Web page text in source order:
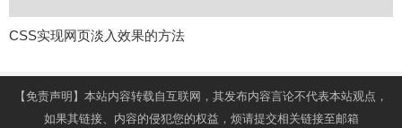
CSS实现网页淡入效果的方法
【免责声明】本站内容转载自互联网，其发布内容言论不代表本站观点，
如果其链接、内容的侵犯您的权益，烦请提交相关链接至邮箱